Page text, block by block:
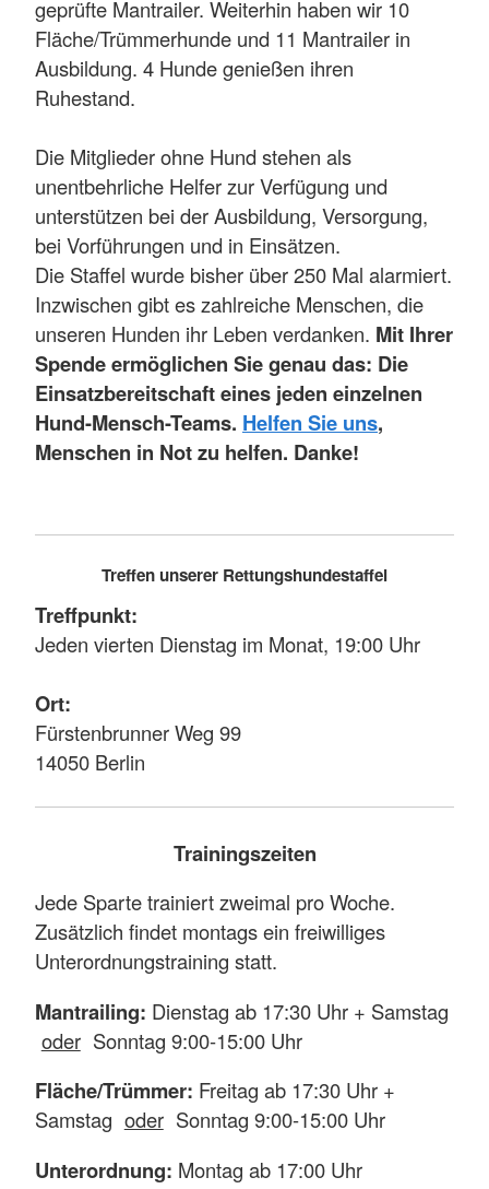
geprüfte Mantrailer. Weiterhin haben wir 10
Fläche/Trümmerhunde und 11 Mantrailer in
Ausbildung. 4 Hunde genießen ihren
Ruhestand.
Die Mitglieder ohne Hund stehen als
unentbehrliche Helfer zur Verfügung und
unterstützen bei der Ausbildung, Versorgung,
bei Vorführungen und in Einsätzen.
Die Staffel wurde bisher über 250 Mal alarmiert.
Inzwischen gibt es zahlreiche Menschen, die
unseren Hunden ihr Leben verdanken. Mit Ihrer
Spende ermöglichen Sie genau das: Die
Einsatzbereitschaft eines jeden einzelnen
Hund-Mensch-Teams. Helfen Sie uns,
Menschen in Not zu helfen. Danke!
Treffen unserer Rettungshundestaffel
Treffpunkt:
Jeden vierten Dienstag im Monat, 19:00 Uhr
Ort:
Fürstenbrunner Weg 99
14050 Berlin
Trainingszeiten
Jede Sparte trainiert zweimal pro Woche.
Zusätzlich findet montags ein freiwilliges
Unterordnungstraining statt.
Mantrailing: Dienstag ab 17:30 Uhr + Samstag
oder Sonntag 9:00-15:00 Uhr
Fläche/Trümmer: Freitag ab 17:30 Uhr +
Samstag oder Sonntag 9:00-15:00 Uhr
Unterordnung: Montag ab 17:00 Uhr